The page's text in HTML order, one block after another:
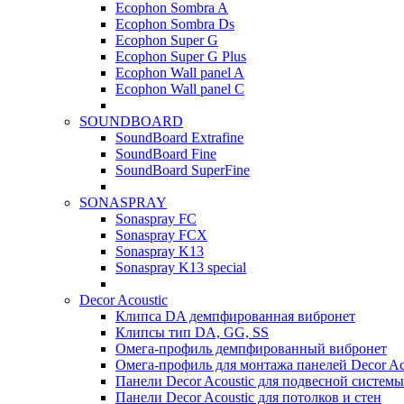
Ecophon Sombra A
Ecophon Sombra Ds
Ecophon Super G
Ecophon Super G Plus
Ecophon Wall panel A
Ecophon Wall panel C
SOUNDBOARD
SoundBoard Extrafine
SoundBoard Fine
SoundBoard SuperFine
SONASPRAY
Sonaspray FC
Sonaspray FCX
Sonaspray K13
Sonaspray K13 special
Decor Acoustic
Клипса DA демпфированная вибронет
Клипсы тип DA, GG, SS
Омега-профиль демпфированный вибронет
Омега-профиль для монтажа панелей Decor
Панели Decor Acoustic для подвесной системы
Панели Decor Acoustic для потолков и стен